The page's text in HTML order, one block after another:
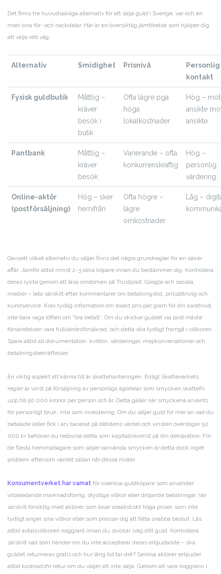
Det finns tre huvudsakliga alternativ för att sälja guld i Sverige, var och en
med sina för- och nackdelar. Här är en översiktlig jämförelse som hjälper dig
att välja rätt väg:
Alternativ Smidighet Prisnivå
Personlig
kontakt
Fysisk guldbutik
Måttlig –
kräver
besök i
butik
Ofta lägre pga
höga
lokalkostnader
Hög –
ansikte
ansikte
Pantbank
Måttlig –
kräver
besök
Varierande – ofta
konkurrenskraftig
Hög –
personlig
värdering
Online-aktör
(postförsäljning)
Hög – sker
hemifrån
Ofta högre –
lägre
omkostnader
Låg –
Oavsett vilket alternativ du väljer finns det några grundregler för en säker
affär. Jämför alltid minst 2-3 olika köpare innan du bestämmer dig. Kontrollera
deras rykte genom att läsa omdömen på Trustpilot, Google och sociala
medier – leta särskilt efter kommentarer om betalningstid, prissättning och
kundservice. Kräv tydlig information om exakt pris per gram för din karatnivå,
inte bara vaga löften om “bra betalt”. Om du skickar guldet via post måste
försändelsen vara fullvärdesförsäkrad, och detta ska tydligt framgå i villkoren.
Spara alltid all dokumentation: kvitton, värderingar, mejlkonversationer och
betalningsbekräftelser.
En viktig aspekt att känna till är skattehanteringen. Enligt Skatteverkets
regler är vinst på försäljning av personliga ägodelar som smycken skattefri
upp till 50 000 kronor per person och år. Detta gäller när smyckena använts
för personligt bruk, inte som investering. Om du säljer guld för mer än vad du
betalade (eller fick i arv baserat på dåtidens värde) och vinsten överstiger 50
000 kr behöver du redovisa detta som kapitalinkomst på din deklaration. För
de flesta hemmabagare som säljer oanvända smycken är detta dock inget
problem eftersom värdet sällan når dessa nivåer.
Konsumentverket har varnat för oseriösa guldköpare som använder
vilseledande marknadsföring, otydliga villkor eller dröjande betalningar. Var
särskilt försiktig med aktörer som lovar orealistiskt höga priser, som inte
tydligt anger sina villkor eller som pressar dig att fatta snabba beslut. Läs
alltid avtalsvillkoren noggrant innan du skickar iväg ditt guld. Kontrollera
särskilt vad som händer om du inte accepterar deras erbjudande – ska
guldet returneras gratis och hur lång tid tar det? Seriösa aktörer erbjuder
alltid kostnadsfri retur om du väljer att inte sälja. Genom att vara noggrann i